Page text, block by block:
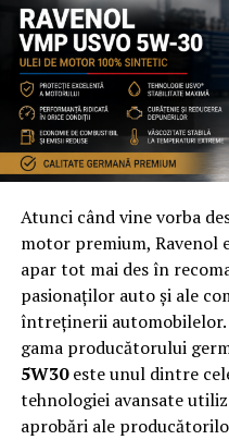
Atunci când vine vorba
motor premium, Ravenol
apar tot mai des în
pasionaților auto și ale
întreținerii
gama producătorului
5W30este unul dintre
tehnologiei avansate
aprobări ale